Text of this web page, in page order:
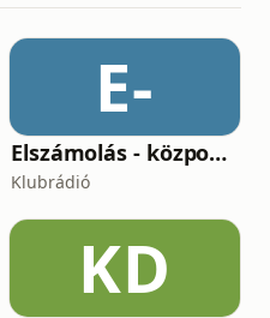
E-
Elszámolás - központosítás, lojalitás és a függetlenség ára
Klubrádió
KD